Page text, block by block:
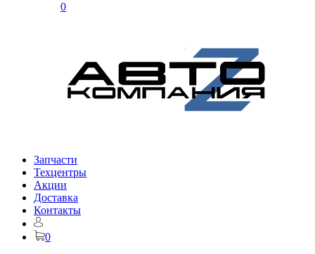
0
Запчасти
Техцентры
Акции
Доставка
Контакты
0